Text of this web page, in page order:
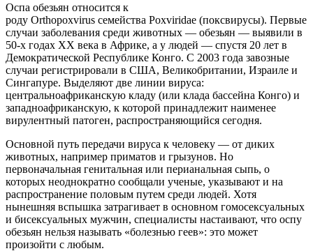
Оспа обезьян относится к
роду Orthopoxvirus семейства Poxviridae (поксвирусы). Первые
случаи заболевания среди животных — обезьян — выявили в
50-х годах ХХ века в Африке, а у людей — спустя 20 лет в
Демократической Республике Конго. С 2003 года завозные
случаи регистрировали в США, Великобритании, Израиле и
Сингапуре. Выделяют две линии вируса:
центральноафриканскую кладу (или клада бассейна Конго) и
западноафриканскую, к которой принадлежит наименее
вирулентный патоген, распространяющийся сегодня.
Основной путь передачи вируса к человеку — от диких
животных, например приматов и грызунов. Но
первоначальная генитальная или перианальная сыпь, о
которых неоднократно сообщали ученые, указывают и на
распространение половым путем среди людей. Хотя
нынешняя вспышка затрагивает в основном гомосексуальных
и бисексуальных мужчин, специалисты настаивают, что оспу
обезьян нельзя называть «болезнью геев»: это может
произойти с любым.